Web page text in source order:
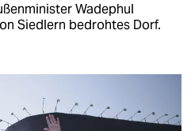
Wadephul
Siedlern bedrohtes Dorf.